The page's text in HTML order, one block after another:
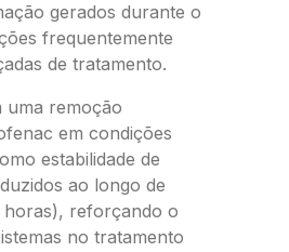
gerados durante o
frequentemente
de tratamento.
uma remoção
em condições
estabilidade de
ao longo de
horas), reforçando o
no tratamento